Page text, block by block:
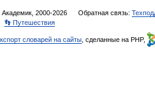
2000-2026 Обратная связь:
👣 Путешествия
словарей на сайты , сделанные на PHP,